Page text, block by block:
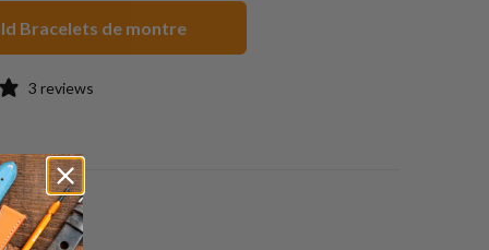
Bracelets de montre
3 reviews